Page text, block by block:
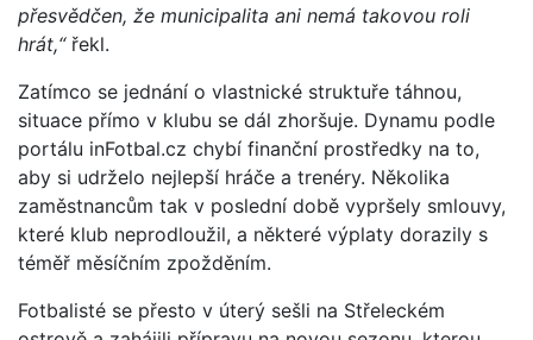
přesvědčen, že municipalita ani nemá takovou roli
hrát,“řekl.
Zatímco se jednání o vlastnické struktuře táhnou,
situace přímo v klubu se dál zhoršuje. Dynamu podle
portálu inFotbal.cz chybí finanční prostředky na to,
aby si udrželo nejlepší hráče a trenéry. Několika
zaměstnancům tak v poslední době vypršely smlouvy,
které klub neprodloužil, a některé výplaty dorazily s
téměř měsíčním zpožděním.
Fotbalisté se přesto v úterý sešli na Střeleckém